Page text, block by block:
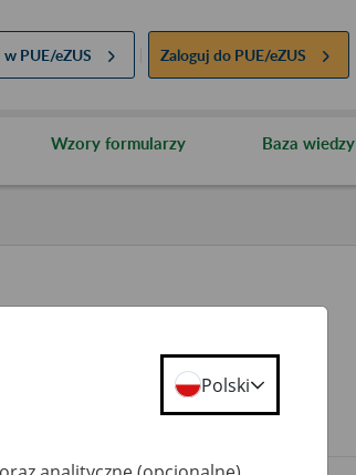
w PUE/eZUS Zaloguj do PUE/eZUS
Wzory formularzy Baza wiedzy
50+Polski